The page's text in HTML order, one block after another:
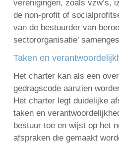
verenigingen, zoals vzw’s,
de non-profit of
van de bestuurder van
sectororganisatie’
Taken en
Het charter kan als een
gedragscode aanzien
Het charter legt duidelijke
taken en
bestuur toe en wijst op het
afspraken die gemaakt
English